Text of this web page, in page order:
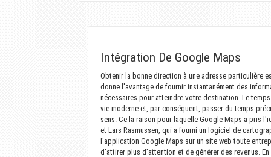
Intégration De Google Maps
Obtenir la bonne direction à une adresse particulière
donne l'avantage de fournir instantanément des
nécessaires pour atteindre votre destination. Le
vie moderne et, par conséquent, passer du temps
sens. Ce la raison pour laquelle Google Maps a pris
et Lars Rasmussen, qui a fourni un logiciel de
l'application Google Maps sur un site web toute
d'attirer plus d'attention et de générer des revenus.